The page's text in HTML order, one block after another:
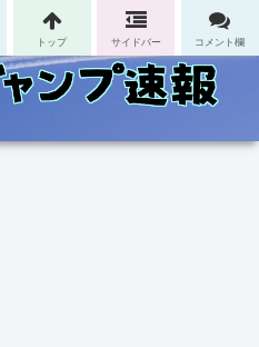
トップ サイドバー コメント欄